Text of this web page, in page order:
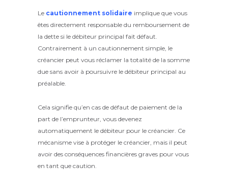
Le cautionnement solidaire implique que vous
êtes directement responsable du remboursement de
la dette si le débiteur principal fait défaut.
Contrairement à un cautionnement simple, le
créancier peut vous réclamer la totalité de la somme
due sans avoir à poursuivre le débiteur principal au
préalable.
Cela signifie qu’en cas de défaut de paiement de la
part de l’emprunteur, vous devenez
automatiquement le débiteur pour le créancier. Ce
mécanisme vise à protéger le créancier, mais il peut
avoir des conséquences financières graves pour vous
en tant que caution.